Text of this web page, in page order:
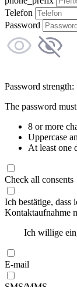
Telefon
Password
Password strength:
The password
8 or more
Uppercase
At least one
Check all consents
Ich bestätige, dass
Kontaktaufnahme
Ich willige
E-mail